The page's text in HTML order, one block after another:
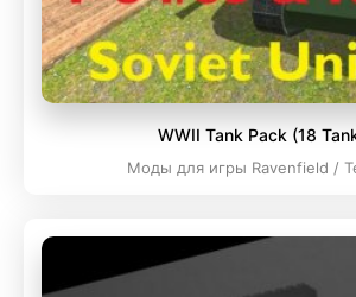
WWII Tank Pack (18
Моды для игры Ravenfield /